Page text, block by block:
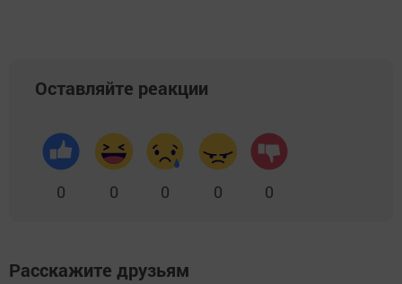
Оставляйте реакции
0 0 0 0 0
Расскажите друзьям